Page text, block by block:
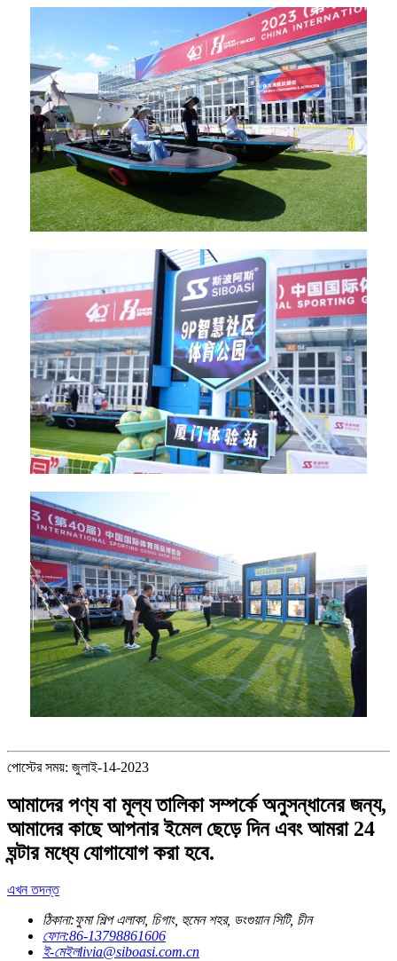
পোস্টের সময়: জুলাই-14-2023
আমাদের পণ্য বা মূল্য তালিকা সম্পর্কে অনুসন্ধানের জন্য,
আমাদের কাছে আপনার ইমেল ছেড়ে দিন এবং আমরা 24
ঘন্টার মধ্যে যোগাযোগ করা হবে.
এখন তদন্ত
ঠিকানা:ফুমা শিল্প এলাকা, চিগাং, হুমেন শহর, ডংগুয়ান সিটি, চীন
ফোন:86-13798861606
ই-মেইলlivia@siboasi.com.cn